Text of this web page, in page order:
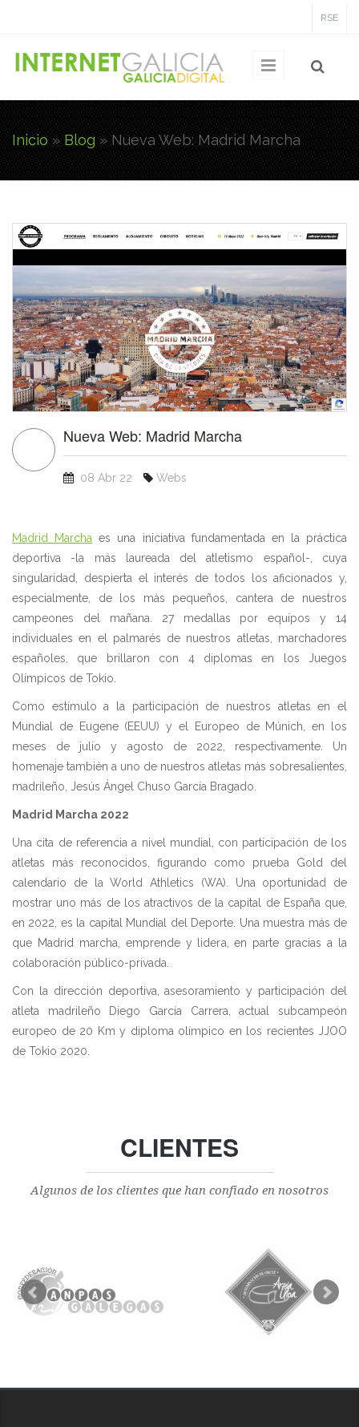
RSE
Usted está aquí
Inicio » Blog » Nueva Web: Madrid Marcha
Nueva Web: Madrid Marcha
08 Abr 22 Webs
Madrid Marcha es una iniciativa fundamentada en la práctica
deportiva -la más laureada del atletismo español-, cuya
singularidad, despierta el interés de todos los aficionados y,
especialmente, de los más pequeños, cantera de nuestros
campeones del mañana. 27 medallas por equipos y 14
individuales en el palmarés de nuestros atletas, marchadores
españoles, que brillaron con 4 diplomas en los Juegos
Olímpicos de Tokio.
Como estímulo a la participación de nuestros atletas en el
Mundial de Eugene (EEUU) y el Europeo de Múnich, en los
meses de julio y agosto de 2022, respectivamente. Un
homenaje también a uno de nuestros atletas más sobresalientes,
madrileño, Jesús Ángel Chuso García Bragado.
Madrid Marcha 2022
Una cita de referencia a nivel mundial, con participación de los
atletas más reconocidos, figurando como prueba Gold del
calendario de la World Athletics (WA). Una oportunidad de
mostrar uno más de los atractivos de la capital de España que,
en 2022, es la capital Mundial del Deporte. Una muestra más de
que Madrid marcha, emprende y lidera, en parte gracias a la
colaboración público-privada.
Con la dirección deportiva, asesoramiento y participación del
atleta madrileño Diego García Carrera, actual subcampeón
europeo de 20 Km y diploma olímpico en los recientes JJOO
de Tokio 2020.
CLIENTES
Algunos de los clientes que han confiado en nosotros